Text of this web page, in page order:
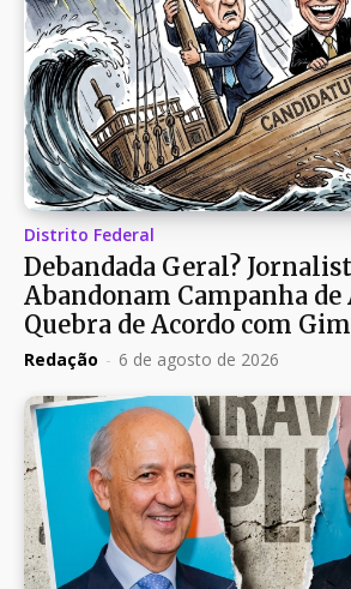
Distrito Federal
Debandada Geral?
Abandonam Campanha
Quebra de Acordo com
Redação - 6 de agosto de 2026